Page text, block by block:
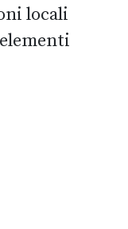
locali